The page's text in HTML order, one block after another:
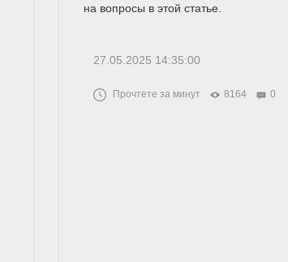
на вопросы в этой статье.
27.05.2025 14:35:00
Прочтете за минут 8164 0